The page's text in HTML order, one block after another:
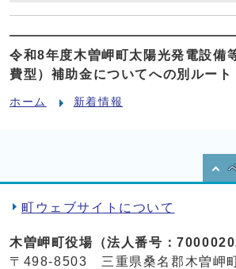
令和8年度木曽岬町太陽光発電設備
費型）補助金についてへの別ルート
ホーム 新着情報
町ウェブサイトについて
木曽岬町役場（法人番号：
〒498-8503 三重県桑名郡木曽岬